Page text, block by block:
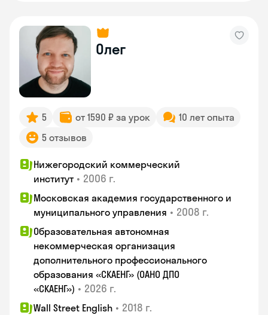
Олег
5 от 1590 ₽ за урок
10 лет опыта
5 отзывов
Нижегородский коммерческий
институт • 2006 г.
Московская академия государственного и
муниципального управления • 2008 г.
Образовательная автономная
некоммерческая организация
дополнительного профессионального
образования «СКАЕНГ» (ОАНО ДПО
«СКАЕНГ») • 2026 г.
Wall Street English • 2018 г.